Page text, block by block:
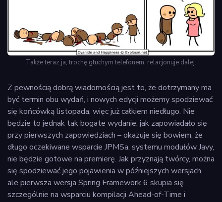
Także teraz ja, trochę głuchym telefonem, relacjonuje dalej.
Z pewnością dobrą wiadomością jest to, że dotrzymany ma
być termin obu wydań, i nowych edycji możemy spodziewać
się końcówką listopada, więc już całkiem niedługo. Nie
będzie to jednak tak bogate wydanie, jak zapowiadało się
przy pierwszych zapowiedziach – okazuje się bowiem, że
długo oczekiwane wsparcie JPMSa, systemu modułów Javy,
nie będzie gotowe na premierę. Jak przyznają twórcy, można
się spodziewać jego pojawienia w późniejszych wersjach,
ale pierwsza wersja Spring Framework 6 skupia się
szczególnie na wsparciu kompilacji Ahead-of-Time i